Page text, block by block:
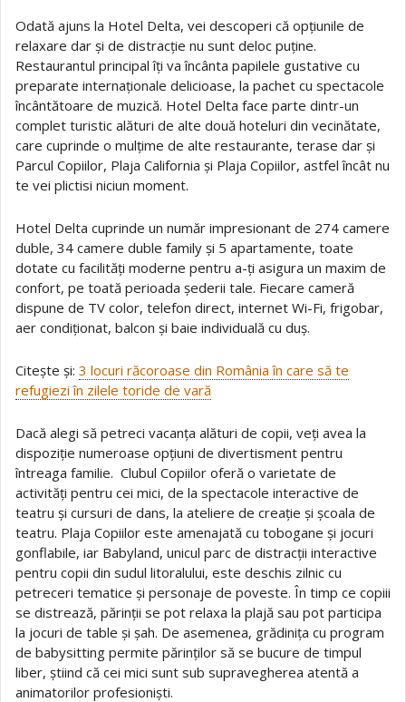
Odată ajuns la Hotel Delta, vei descoperi că opțiunile de
relaxare dar și de distracție nu sunt deloc puține.
Restaurantul principal îți va încânta papilele gustative cu
preparate internaționale delicioase, la pachet cu spectacole
încântătoare de muzică. Hotel Delta face parte dintr-un
complet turistic alături de alte două hoteluri din vecinătate,
care cuprinde o mulțime de alte restaurante, terase dar și
Parcul Copiilor, Plaja California și Plaja Copiilor, astfel încât nu
te vei plictisi niciun moment.
Hotel Delta cuprinde un număr impresionant de 274 camere
duble, 34 camere duble family și 5 apartamente, toate
dotate cu facilități moderne pentru a-ți asigura un maxim de
confort, pe toată perioada șederii tale. Fiecare cameră
dispune de TV color, telefon direct, internet Wi-Fi, frigobar,
aer condiționat, balcon și baie individuală cu duș.
Citește și: 3 locuri răcoroase din România în care să te
refugiezi în zilele toride de vară
Dacă alegi să petreci vacanța alături de copii, veți avea la
dispoziție numeroase opțiuni de divertisment pentru
întreaga familie. Clubul Copiilor oferă o varietate de
activități pentru cei mici, de la spectacole interactive de
teatru și cursuri de dans, la ateliere de creație și școala de
teatru. Plaja Copiilor este amenajată cu tobogane și jocuri
gonflabile, iar Babyland, unicul parc de distracții interactive
pentru copii din sudul litoralului, este deschis zilnic cu
petreceri tematice și personaje de poveste. În timp ce copiii
se distrează, părinții se pot relaxa la plajă sau pot participa
la jocuri de table și șah. De asemenea, grădinița cu program
de babysitting permite părinților să se bucure de timpul
liber, știind că cei mici sunt sub supravegherea atentă a
animatorilor profesioniști.